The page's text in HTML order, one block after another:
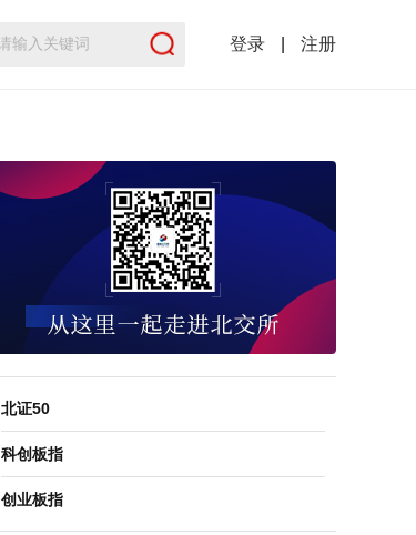
登录 注册
北证50
科创板指
创业板指